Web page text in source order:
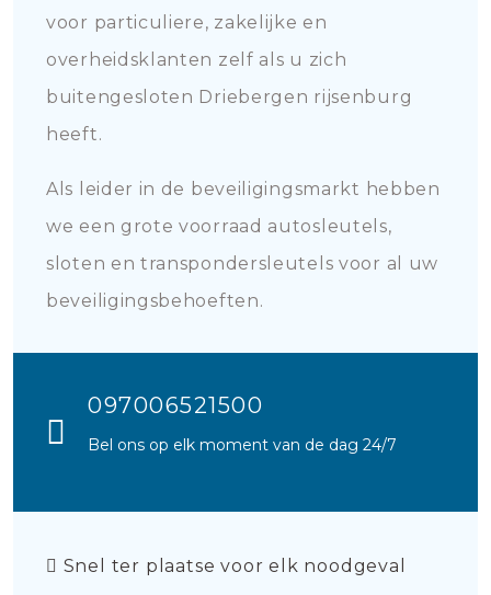
voor particuliere, zakelijke en
overheidsklanten zelf als u zich
buitengesloten Driebergen rijsenburg
heeft.
Als leider in de beveiligingsmarkt hebben
we een grote voorraad autosleutels,
sloten en transpondersleutels voor al uw
beveiligingsbehoeften.
097006521500
Bel ons op elk moment van de dag 24/7
Snel ter plaatse voor elk noodgeval